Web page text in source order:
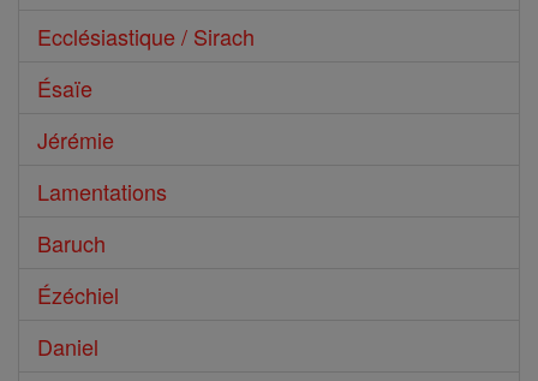
Ecclésiastique / Sirach
Ésaïe
Jérémie
Lamentations
Baruch
Ézéchiel
Daniel